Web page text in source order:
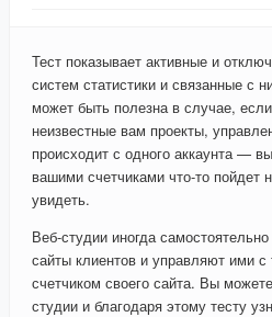
Тест показывает активные и
систем статистики и связанные с
может быть полезна в случае,
неизвестные вам проекты,
происходит с одного аккаунта —
вашими счетчиками что-то пойдет
увидеть.
Веб-студии иногда
сайты клиентов и управляют ими с
счетчиком своего сайта. Вы
студии и благодаря этому тесту